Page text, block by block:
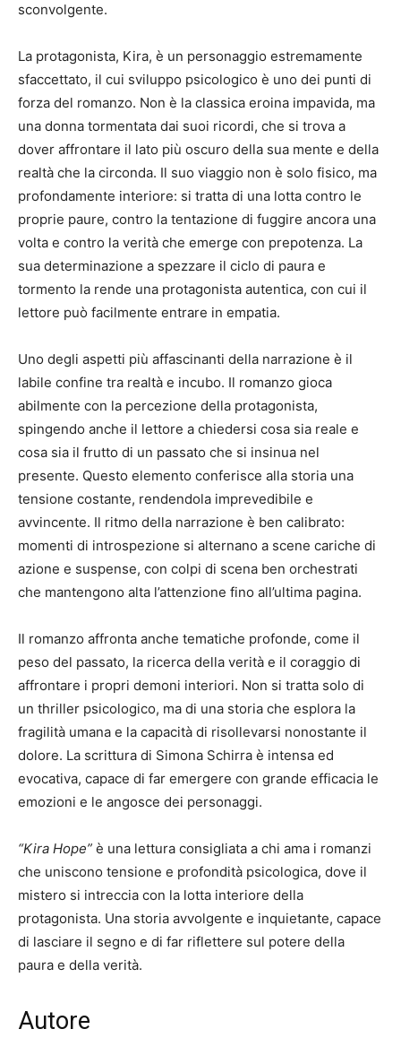
sconvolgente.
La protagonista, Kira, è un personaggio estremamente
sfaccettato, il cui sviluppo psicologico è uno dei punti di
forza del romanzo. Non è la classica eroina impavida, ma
una donna tormentata dai suoi ricordi, che si trova a
dover affrontare il lato più oscuro della sua mente e della
realtà che la circonda. Il suo viaggio non è solo fisico, ma
profondamente interiore: si tratta di una lotta contro le
proprie paure, contro la tentazione di fuggire ancora una
volta e contro la verità che emerge con prepotenza. La
sua determinazione a spezzare il ciclo di paura e
tormento la rende una protagonista autentica, con cui il
lettore può facilmente entrare in empatia.
Uno degli aspetti più affascinanti della narrazione è il
labile confine tra realtà e incubo. Il romanzo gioca
abilmente con la percezione della protagonista,
spingendo anche il lettore a chiedersi cosa sia reale e
cosa sia il frutto di un passato che si insinua nel
presente. Questo elemento conferisce alla storia una
tensione costante, rendendola imprevedibile e
avvincente. Il ritmo della narrazione è ben calibrato:
momenti di introspezione si alternano a scene cariche di
azione e suspense, con colpi di scena ben orchestrati
che mantengono alta l’attenzione fino all’ultima pagina.
Il romanzo affronta anche tematiche profonde, come il
peso del passato, la ricerca della verità e il coraggio di
affrontare i propri demoni interiori. Non si tratta solo di
un thriller psicologico, ma di una storia che esplora la
fragilità umana e la capacità di risollevarsi nonostante il
dolore. La scrittura di Simona Schirra è intensa ed
evocativa, capace di far emergere con grande efficacia le
emozioni e le angosce dei personaggi.
“Kira Hope” è una lettura consigliata a chi ama i romanzi
che uniscono tensione e profondità psicologica, dove il
mistero si intreccia con la lotta interiore della
protagonista. Una storia avvolgente e inquietante, capace
di lasciare il segno e di far riflettere sul potere della
paura e della verità.
Autore